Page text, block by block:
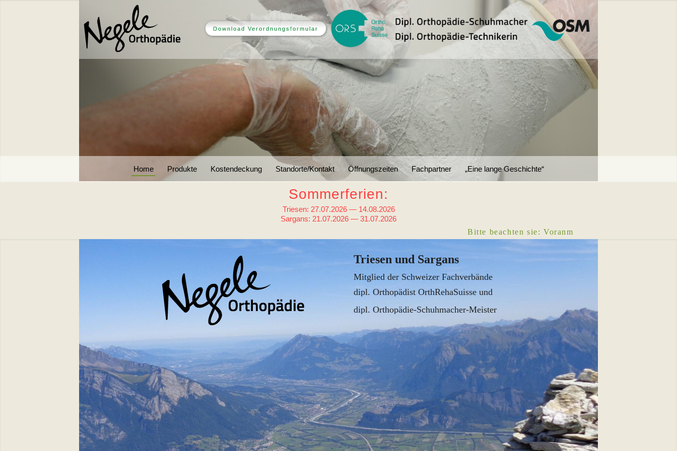
Home Produkte Kostendeckung Standorte/Kontakt Öffnungszeiten Fachpartner „Eine lange Geschichte“
Download Verordnungsformular
Sommerferien:
Triesen: 27.07.2026 — 14.08.2026
Sargans: 21.07.2026 — 31.07.2026
Bitte beachten sie: Voranmeldung, Termin-
Triesen und Sargans
Mitglied der Schweizer Fachverbände
dipl. Orthopädist OrthRehaSuisse und
dipl. Orthopädie-Schuhmacher-Meister